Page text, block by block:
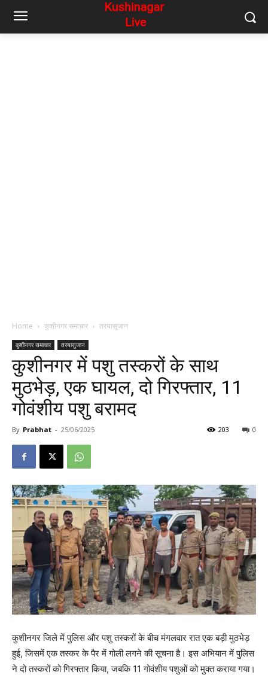
Home कुशीनगर समाचार तरयासुजान
कुशीनगर समाचार तरयासुजान
कुशीनगर में पशु तस्करों के साथ
मुठभेड़, एक घायल, दो गिरफ्तार, 11
गोवंशीय पशु बरामद
By Prabhat - 25/06/2025 0
203
कुशीनगर जिले में पुलिस और पशु तस्करों के बीच मंगलवार रात एक बड़ी मुठभेड़
हुई, जिसमें एक तस्कर के पैर में गोली लगने की सूचना है। इस अभियान में पुलिस
ने दो तस्करों को गिरफ्तार किया, जबकि 11 गोवंशीय पशुओं को मुक्त कराया गया।